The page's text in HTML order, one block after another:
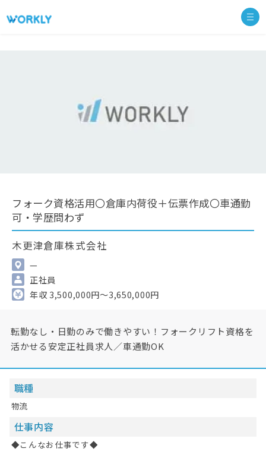
フォーク資格活用〇倉庫内荷役＋伝票作成〇車通勤
可・学歴問わず
木更津倉庫株式会社
—
正社員
年収 3,500,000円～3,650,000円
転勤なし・日勤のみで働きやすい！フォークリフト資格を
活かせる安定正社員求人／車通勤OK
職種
物流
仕事内容
◆こんなお仕事です◆